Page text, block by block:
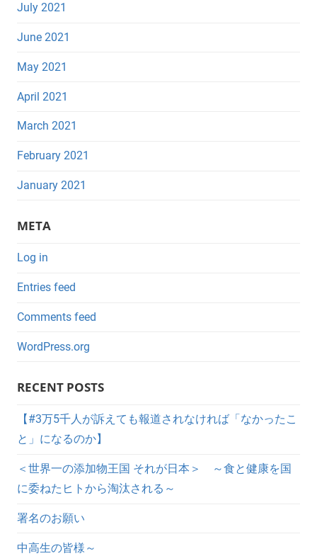
July 2021
June 2021
May 2021
April 2021
March 2021
February 2021
January 2021
META
Log in
Entries feed
Comments feed
WordPress.org
RECENT POSTS
【#3万5千人が訴えても報道されなければ「なかったこ
と」になるのか】
＜世界一の添加物王国 それが日本＞ ～食と健康を国
に委ねたヒトから淘汰される～
署名のお願い
中高生の皆様～